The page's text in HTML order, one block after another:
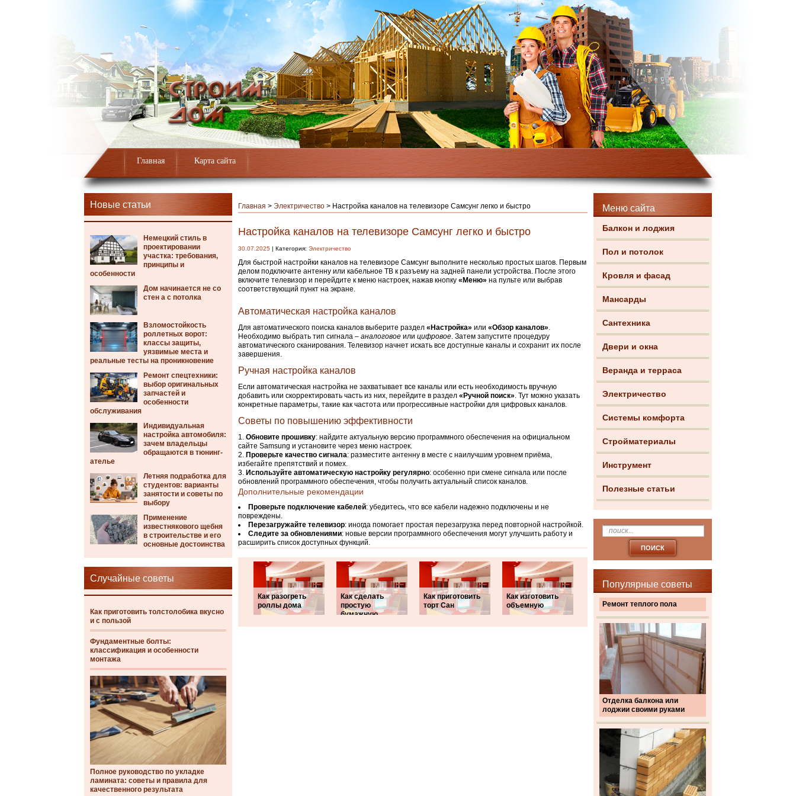
Главная Карта сайта
Новые статьи
Немецкий стиль в
проектировании
участка: требования,
принципы и
особенности
Дом начинается не со
стен а с потолка
Взломостойкость
роллетных ворот:
классы защиты,
уязвимые места и
реальные тесты на проникновение
Ремонт спецтехники:
выбор оригинальных
запчастей и
особенности
обслуживания
Индивидуальная
настройка автомобиля:
зачем владельцы
обращаются в тюнинг-
ателье
Летняя подработка для
студентов: варианты
занятости и советы по
выбору
Применение
известнякового щебня
в строительстве и его
основные достоинства
Случайные советы
Как приготовить толстолобика вкусно
и с пользой
Фундаментные болты:
классификация и особенности
монтажа
Полное руководство по укладке
ламината: советы и правила для
качественного результата
Меню сайта
Балкон и лоджия
Пол и потолок
Кровля и фасад
Мансарды
Сантехника
Двери и окна
Веранда и терраса
Электричество
Системы комфорта
Стройматериалы
Инструмент
Полезные статьи
Популярные советы
Ремонт теплого пола
Отделка балкона или
лоджии своими руками
Главная > Электричество > Настройка каналов на телевизоре Самсунг легко и быстро
Настройка каналов на телевизоре Самсунг легко и быстро
30.07.2025 | Категория: Электричество
Для быстрой настройки каналов на телевизоре Самсунг выполните несколько простых шагов. Первым
делом подключите антенну или кабельное ТВ к разъему на задней панели устройства. После этого
включите телевизор и перейдите к меню настроек, нажав кнопку «Меню» на пульте или выбрав
соответствующий пункт на экране.
Автоматическая настройка каналов
Для автоматического поиска каналов выберите раздел «Настройка» или «Обзор каналов».
Необходимо выбрать тип сигнала – аналоговое или цифровое. Затем запустите процедуру
автоматического сканирования. Телевизор начнет искать все доступные каналы и сохранит их после
завершения.
Ручная настройка каналов
Если автоматическая настройка не захватывает все каналы или есть необходимость вручную
добавить или скорректировать часть из них, перейдите в раздел «Ручной поиск». Тут можно указать
конкретные параметры, такие как частота или прогрессивные настройки для цифровых каналов.
Советы по повышению эффективности
Обновите прошивку: найдите актуальную версию программного обеспечения на официальном
сайте Samsung и установите через меню настроек.
Проверьте качество сигнала: разместите антенну в месте с наилучшим уровнем приёма,
избегайте препятствий и помех.
Используйте автоматическую настройку регулярно: особенно при смене сигнала или после
обновлений программного обеспечения, чтобы получить актуальный список каналов.
Дополнительные рекомендации
Проверьте подключение кабелей: убедитесь, что все кабели надежно подключены и не
повреждены.
Перезагружайте телевизор: иногда помогает простая перезагрузка перед повторной настройкой.
Следите за обновлениями: новые версии программного обеспечения могут улучшить работу и
расширить список доступных функций.
Как разогреть
роллы дома
Как сделать
простую
бумажную
Как приготовить
торт Сан
Как изготовить
объемную